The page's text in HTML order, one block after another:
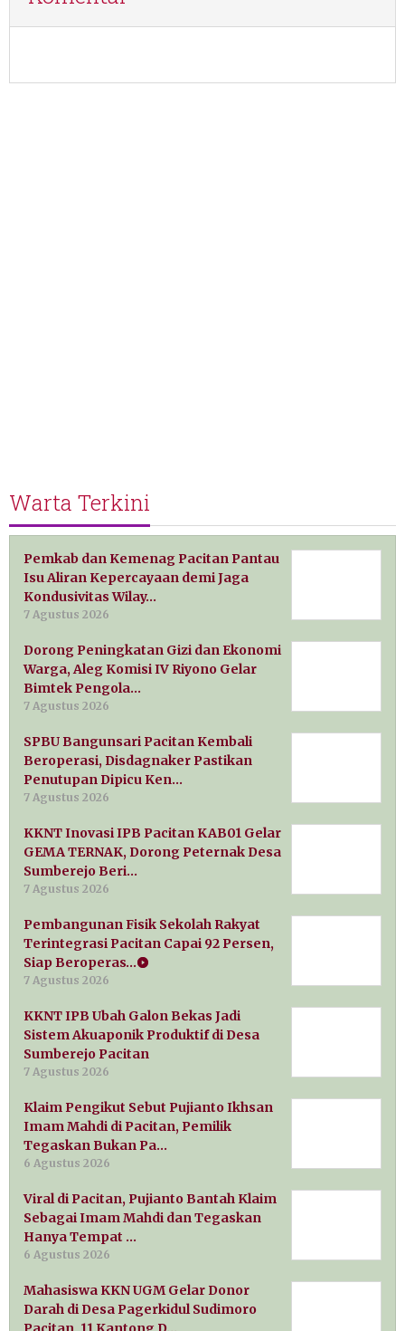
Warta Terkini
Pemkab dan Kemenag Pacitan Pantau
Isu Aliran Kepercayaan demi Jaga
Kondusivitas Wilay…
7 Agustus 2026
Dorong Peningkatan Gizi dan Ekonomi
Warga, Aleg Komisi IV Riyono Gelar
Bimtek Pengola…
7 Agustus 2026
SPBU Bangunsari Pacitan Kembali
Beroperasi, Disdagnaker Pastikan
Penutupan Dipicu Ken…
7 Agustus 2026
KKNT Inovasi IPB Pacitan KAB01 Gelar
GEMA TERNAK, Dorong Peternak Desa
Sumberejo Beri…
7 Agustus 2026
Pembangunan Fisik Sekolah Rakyat
Terintegrasi Pacitan Capai 92 Persen,
Siap Beroperas…
7 Agustus 2026
KKNT IPB Ubah Galon Bekas Jadi
Sistem Akuaponik Produktif di Desa
Sumberejo Pacitan
7 Agustus 2026
Klaim Pengikut Sebut Pujianto Ikhsan
Imam Mahdi di Pacitan, Pemilik
Tegaskan Bukan Pa…
6 Agustus 2026
Viral di Pacitan, Pujianto Bantah Klaim
Sebagai Imam Mahdi dan Tegaskan
Hanya Tempat …
6 Agustus 2026
Mahasiswa KKN UGM Gelar Donor
Darah di Desa Pagerkidul Sudimoro